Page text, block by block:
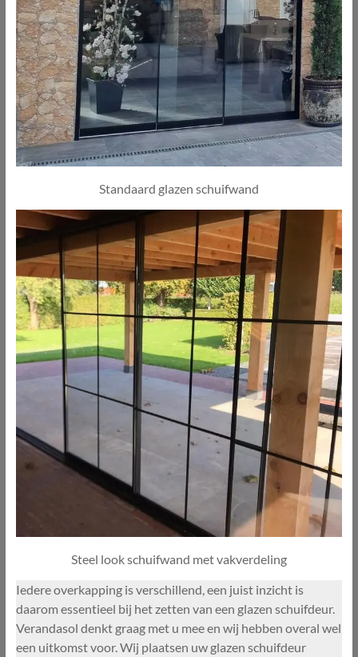
Standaard glazen schuifwand
Steel look schuifwand met vakverdeling
Iedere overkapping is verschillend, een juist inzicht is
daarom essentieel bij het zetten van een glazen schuifdeur.
Verandasol denkt graag met u mee en wij hebben overal wel
een uitkomst voor. Wij plaatsen uw glazen schuifdeur